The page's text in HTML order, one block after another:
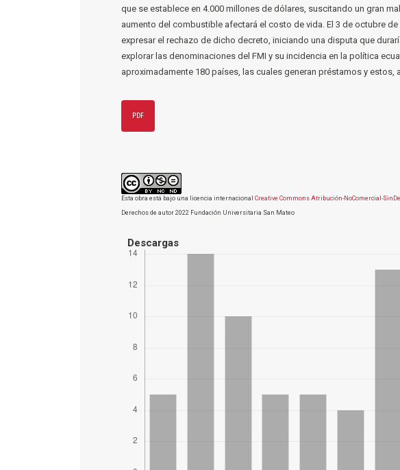
que se establece en 4.000 millones de dólares, suscitando un gran
aumento del combustible afectará el costo de vida. El 3 de octubre
expresar el rechazo de dicho decreto, iniciando una disputa que
explorar las denominaciones del FMI y su incidencia en la política
aproximadamente 180 países, las cuales generan préstamos y
PDF
Esta obra está bajo una licencia internacional Creative Commons Atribución-NoComercial-
Derechos de autor 2022 Fundación Universitaria San Mateo
Descargas